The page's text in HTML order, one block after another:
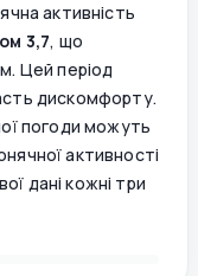
активність
3,7, що
Цей період
дискомфорту.
погоди можуть
активності
дані кожні три